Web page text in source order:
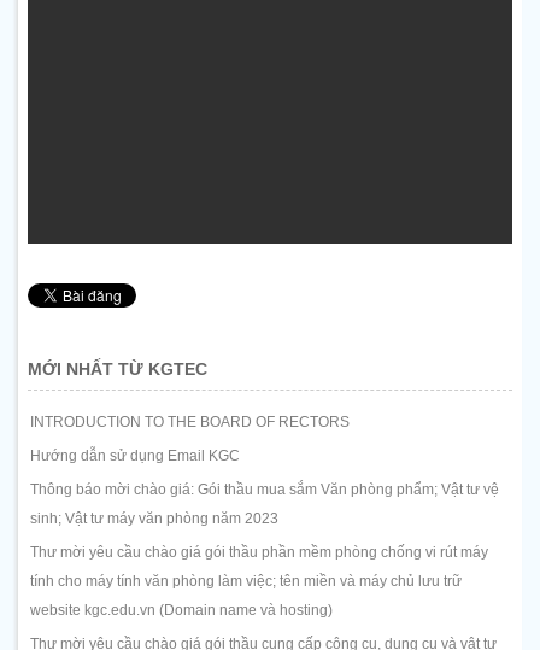
MỚI NHẤT TỪ KGTEC
INTRODUCTION TO THE BOARD OF RECTORS
Hướng dẫn sử dụng Email KGC
Thông báo mời chào giá: Gói thầu mua sắm Văn phòng phẩm; Vật tư vệ
sinh; Vật tư máy văn phòng năm 2023
Thư mời yêu cầu chào giá gói thầu phần mềm phòng chống vi rút máy
tính cho máy tính văn phòng làm việc; tên miền và máy chủ lưu trữ
website kgc.edu.vn (Domain name và hosting)
Thư mời yêu cầu chào giá gói thầu cung cấp công cụ, dụng cụ và vật tư